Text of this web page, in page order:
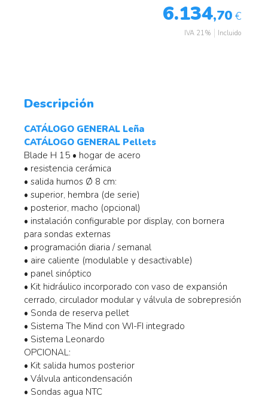
6.134,70 €
IVA 21% Incluido
Descripción
CATÁLOGO GENERAL Leña
CATÁLOGO GENERAL Pellets
Blade H 15 • hogar de acero
• resistencia cerámica
• salida humos Ø 8 cm:
• superior, hembra (de serie)
• posterior, macho (opcional)
• instalación configurable por display, con bornera
para sondas externas
• programación diaria / semanal
• aire caliente (modulable y desactivable)
• panel sinóptico
• Kit hidráulico incorporado con vaso de expansión
cerrado, circulador modular y válvula de sobrepresión
• Sonda de reserva pellet
• Sistema The Mind con WI-FI integrado
• Sistema Leonardo
OPCIONAL:
• Kit salida humos posterior
• Válvula anticondensación
• Sondas agua NTC